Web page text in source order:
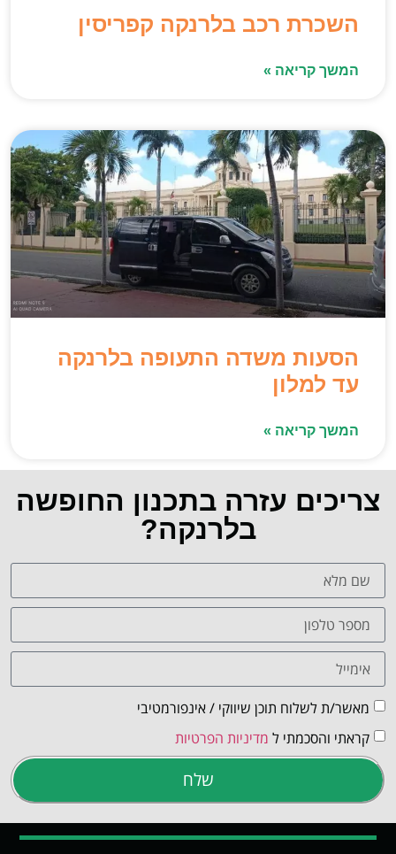
השכרת רכב בלרנקה קפריסין
המשך קריאה »
הסעות משדה התעופה בלרנקה
עד למלון
המשך קריאה »
צריכים עזרה בתכנון החופשה
בלרנקה?
מאשר/ת לשלוח תוכן שיווקי / אינפורמטיבי
קראתי והסכמתי ל מדיניות הפרטיות
שלח